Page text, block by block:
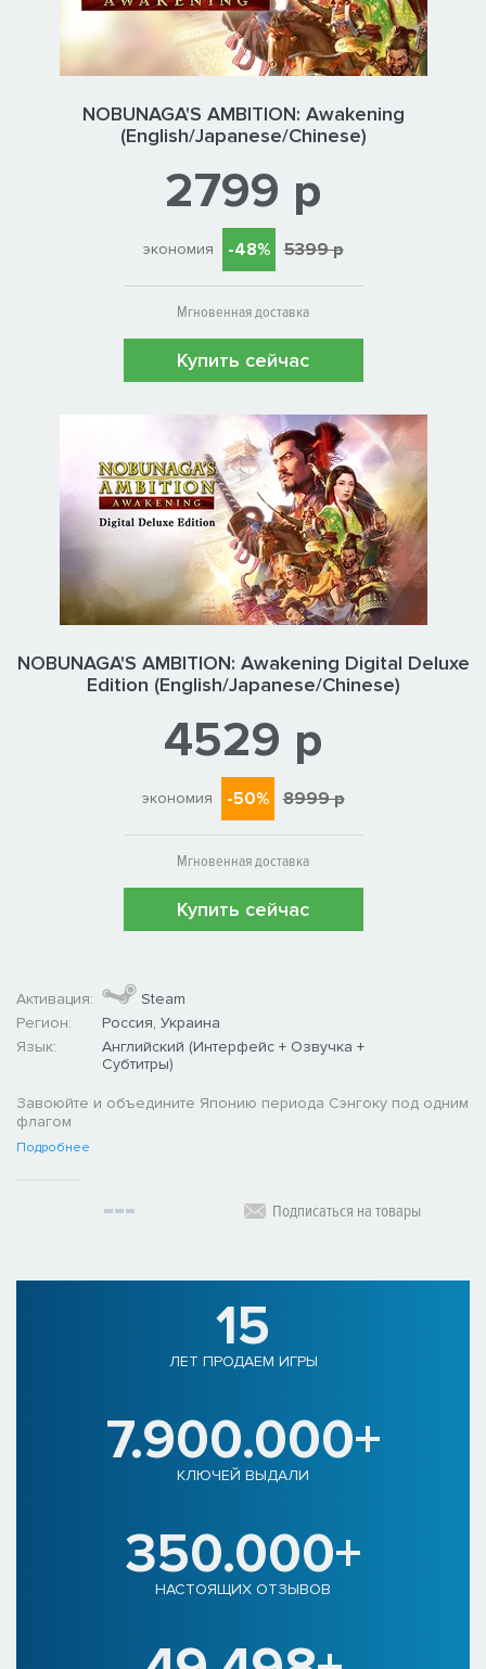
NOBUNAGA'S AMBITION: Awakening
(English/Japanese/Chinese)
2799 р
экономия -48% 5399 р
Мгновенная доставка
Купить сейчас
NOBUNAGA'S AMBITION: Awakening Digital Deluxe
Edition (English/Japanese/Chinese)
4529 р
экономия -50% 8999 р
Мгновенная доставка
Купить сейчас
Активация:
Steam
Регион:
Россия, Украина
Язык:
Английский (Интерфейс + Озвучка +
Субтитры)
Завоюйте и объедините Японию периода Сэнгоку под одним
флагом
Подробнее
Подписаться на товары
15
ЛЕТ ПРОДАЕМ ИГРЫ
7.900.000+
КЛЮЧЕЙ ВЫДАЛИ
350.000+
НАСТОЯЩИХ ОТЗЫВОВ